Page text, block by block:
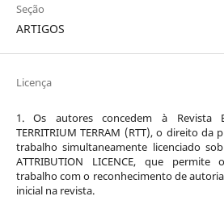
Seção
ARTIGOS
Licença
1. Os autores concedem à Revista
TERRITRIUM TERRAM (RTT), o direito
trabalho simultaneamente licenciado sob
ATTRIBUTION LICENCE, que
trabalho com o reconhecimento de
inicial na revista.